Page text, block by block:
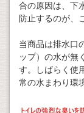
合の原因は、下
防止するのが、
当商品は排水口
ップ）の水が無
す。しばらく使
常の水まわり環